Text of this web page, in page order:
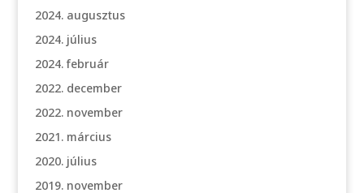
2024. augusztus
2024. július
2024. február
2022. december
2022. november
2021. március
2020. július
2019. november